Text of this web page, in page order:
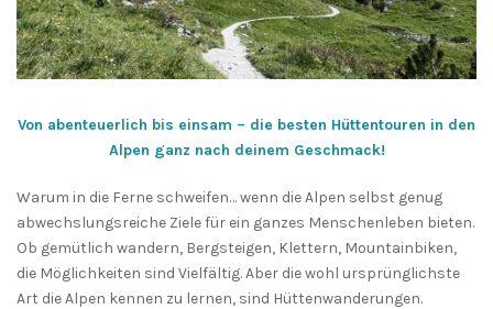
Von abenteuerlich bis einsam – die besten Hüttentouren in den
Alpen ganz nach deinem Geschmack!
Warum in die Ferne schweifen… wenn die Alpen selbst genug
abwechslungsreiche Ziele für ein ganzes Menschenleben bieten.
Ob gemütlich wandern, Bergsteigen, Klettern, Mountainbiken,
die Möglichkeiten sind Vielfältig. Aber die wohl ursprünglichste
Art die Alpen kennen zu lernen, sind Hüttenwanderungen.